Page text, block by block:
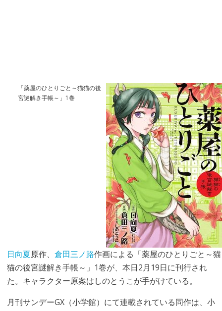
「薬屋のひとりごと～猫猫の後
宮謎解き手帳～」1巻
日向夏原作、 倉田三ノ路作画による「薬屋のひとりごと～猫
猫の後宮謎解き手帳～」1巻が、本日2月19日に刊行され
た。キャラクター原案はしのとうこが手がけている。
月刊サンデーGX（小学館）にて連載されている同作は、小